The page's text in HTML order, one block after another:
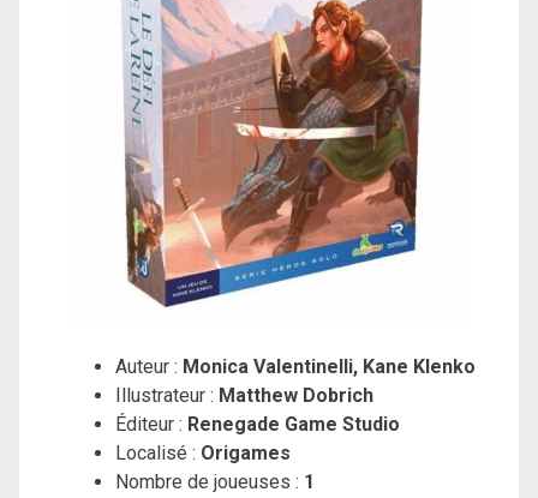
Auteur : Monica Valentinelli, Kane Klenko
Illustrateur : Matthew Dobrich
Éditeur : Renegade Game Studio
Localisé : Origames
Nombre de joueuses : 1